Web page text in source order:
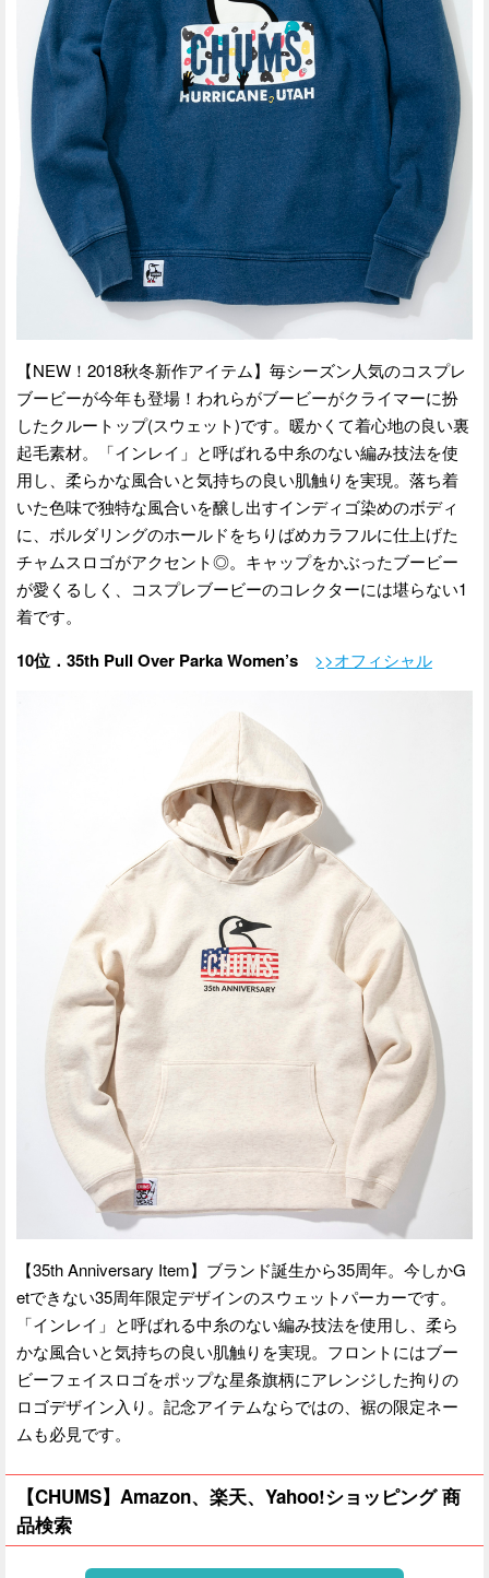
【NEW！2018秋冬新作アイテム】毎シーズン人気のコスプレ
ブービーが今年も登場！われらがブービーがクライマーに扮
したクルートップ(スウェット)です。暖かくて着心地の良い裏
起毛素材。「インレイ」と呼ばれる中糸のない編み技法を使
用し、柔らかな風合いと気持ちの良い肌触りを実現。落ち着
いた色味で独特な風合いを醸し出すインディゴ染めのボディ
に、ボルダリングのホールドをちりばめカラフルに仕上げた
チャムスロゴがアクセント◎。キャップをかぶったブービー
が愛くるしく、コスプレブービーのコレクターには堪らない1
着です。
10位．35th Pull Over Parka Women’s >>オフィシャル
【35th Anniversary Item】ブランド誕生から35周年。今しかG
etできない35周年限定デザインのスウェットパーカーです。
「インレイ」と呼ばれる中糸のない編み技法を使用し、柔ら
かな風合いと気持ちの良い肌触りを実現。フロントにはブー
ビーフェイスロゴをポップな星条旗柄にアレンジした拘りの
ロゴデザイン入り。記念アイテムならではの、裾の限定ネー
ムも必見です。
【CHUMS】Amazon、楽天、Yahoo!ショッピング 商
品検索